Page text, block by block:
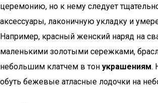
церемонию, но к нему следует
аксессуары, лаконичную укладку и
Например, красный женский наряд на
маленькими золотыми сережками,
небольшим клатчем в тон украшениям.
обуть бежевые атласные лодочки на